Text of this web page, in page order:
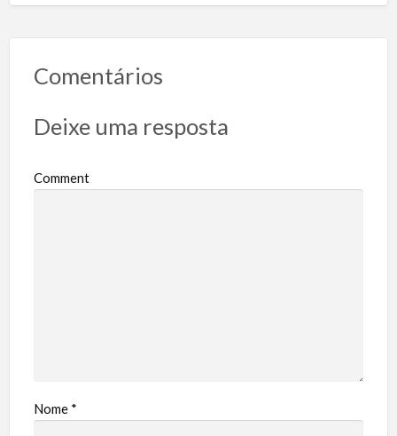
Comentários
Deixe uma resposta
Comment
Nome *